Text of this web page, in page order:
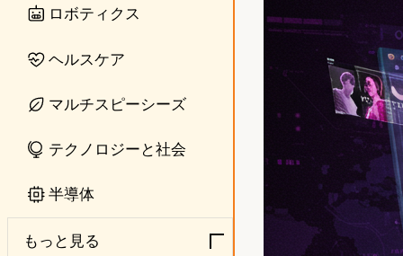
ロボティクス
ヘルスケア
マルチスピーシーズ
テクノロジーと社会
半導体
もっと見る